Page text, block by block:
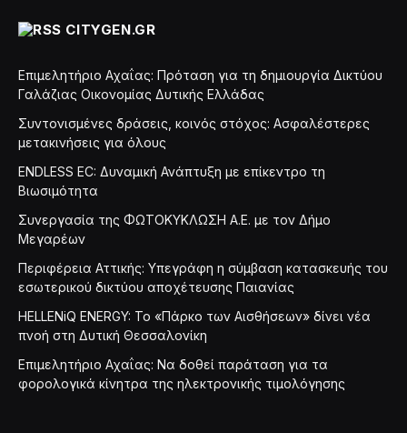
CITYGEN.GR
Επιμελητήριο Αχαΐας: Πρόταση για τη δημιουργία Δικτύου
Γαλάζιας Οικονομίας Δυτικής Ελλάδας
Συντονισμένες δράσεις, κοινός στόχος: Ασφαλέστερες
μετακινήσεις για όλους
ENDLESS EC: Δυναμική Ανάπτυξη με επίκεντρο τη
Βιωσιμότητα
Συνεργασία της ΦΩΤΟΚΥΚΛΩΣΗ Α.Ε. με τον Δήμο
Μεγαρέων
Περιφέρεια Αττικής: Υπεγράφη η σύμβαση κατασκευής του
εσωτερικού δικτύου αποχέτευσης Παιανίας
HELLENiQ ENERGY: Το «Πάρκο των Αισθήσεων» δίνει νέα
πνοή στη Δυτική Θεσσαλονίκη
Επιμελητήριο Αχαΐας: Να δοθεί παράταση για τα
φορολογικά κίνητρα της ηλεκτρονικής τιμολόγησης